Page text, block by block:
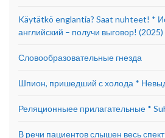
Käytätkö englantia? Saat nuhteet! *
английский – получи выговор!
Словообразовательные гнезда
Шпион, пришедший с холода *
Реляционныее прилагательные *
В речи пациентов слышен весь